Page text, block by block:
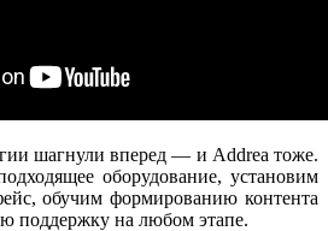
шагнули вперед — и Addrea тоже.
оборудование, установим
обучим формированию контента
поддержку на любом этапе.